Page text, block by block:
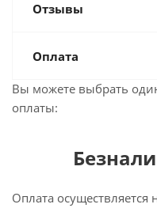
Отзывы
Оплата
Вы можете выбрать
оплаты:
Оплата